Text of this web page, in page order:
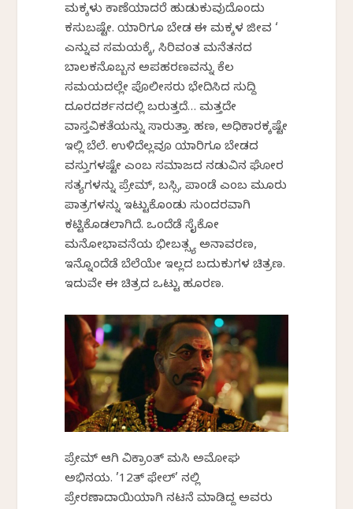
ಮಕ್ಕಳು ಕಾಣೆಯಾದರೆ ಹುಡುಕುವುದೊಂದು
ಕಸುಬಷ್ಟೇ. ಯಾರಿಗೂ ಬೇಡ ಈ ಮಕ್ಕಳ ಜೀವ ‘
ಎನ್ನುವ ಸಮಯಕ್ಕೆ, ಸಿರಿವಂತ ಮನೆತನದ
ಬಾಲಕನೊಬ್ಬನ ಅಪಹರಣವನ್ನು ಕೆಲ
ಸಮಯದಲ್ಲೇ ಪೊಲೀಸರು ಭೇದಿಸಿದ ಸುದ್ದಿ
ದೂರದರ್ಶನದಲ್ಲಿ ಬರುತ್ತದೆ… ಮತ್ತದೇ
ವಾಸ್ತವಿಕತೆಯನ್ನು ಸಾರುತ್ತಾ. ಹಣ, ಅಧಿಕಾರಕ್ಕಷ್ಟೇ
ಇಲ್ಲಿ ಬೆಲೆ. ಉಳಿದೆಲ್ಲವೂ ಯಾರಿಗೂ ಬೇಡದ
ವಸ್ತುಗಳಷ್ಟೇ ಎಂಬ ಸಮಾಜದ ನಡುವಿನ ಘೋರ
ಸತ್ಯಗಳನ್ನು ಪ್ರೇಮ್, ಬಸ್ಸಿ, ಪಾಂಡೆ ಎಂಬ ಮೂರು
ಪಾತ್ರಗಳನ್ನು ಇಟ್ಟುಕೊಂಡು ಸುಂದರವಾಗಿ
ಕಟ್ಟಿಕೊಡಲಾಗಿದೆ. ಒಂದೆಡೆ ಸೈಕೋ
ಮನೋಭಾವನೆಯ ಭೀಬತ್ಸ್ಯ ಅನಾವರಣ,
ಇನ್ನೊಂದೆಡೆ ಬೆಲೆಯೇ ಇಲ್ಲದ ಬದುಕುಗಳ ಚಿತ್ರಣ.
ಇದುವೇ ಈ ಚಿತ್ರದ ಒಟ್ಟು ಹೂರಣ.
ಪ್ರೇಮ್ ಆಗಿ ವಿಕ್ರಾಂತ್ ಮಸಿ ಅಮೋಘ
ಅಭಿನಯ. ’12ತ್ ಫೇಲ್’ ನಲ್ಲಿ
ಪ್ರೇರಣಾದಾಯಿಯಾಗಿ ನಟನೆ ಮಾಡಿದ್ದ ಅವರು